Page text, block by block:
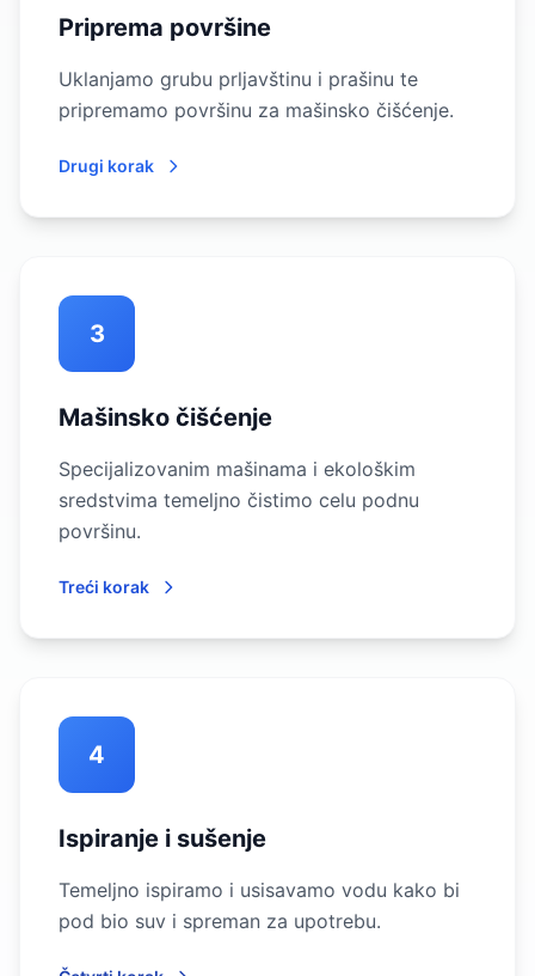
Priprema površine
Uklanjamo grubu prljavštinu i prašinu te
pripremamo površinu za mašinsko čišćenje.
Drugi korak
3
Mašinsko čišćenje
Specijalizovanim mašinama i ekološkim
sredstvima temeljno čistimo celu podnu
površinu.
Treći korak
4
Ispiranje i sušenje
Temeljno ispiramo i usisavamo vodu kako bi
pod bio suv i spreman za upotrebu.